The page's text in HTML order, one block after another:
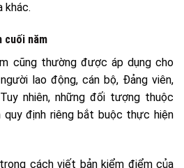
khác.
cuối năm
cũng thường được áp dụng cho
lao động, cán bộ, Đảng viên,
nhiên, những đối tượng thuộc
quy định riêng bắt buộc thực hiện
cách viết bản kiểm điểm của